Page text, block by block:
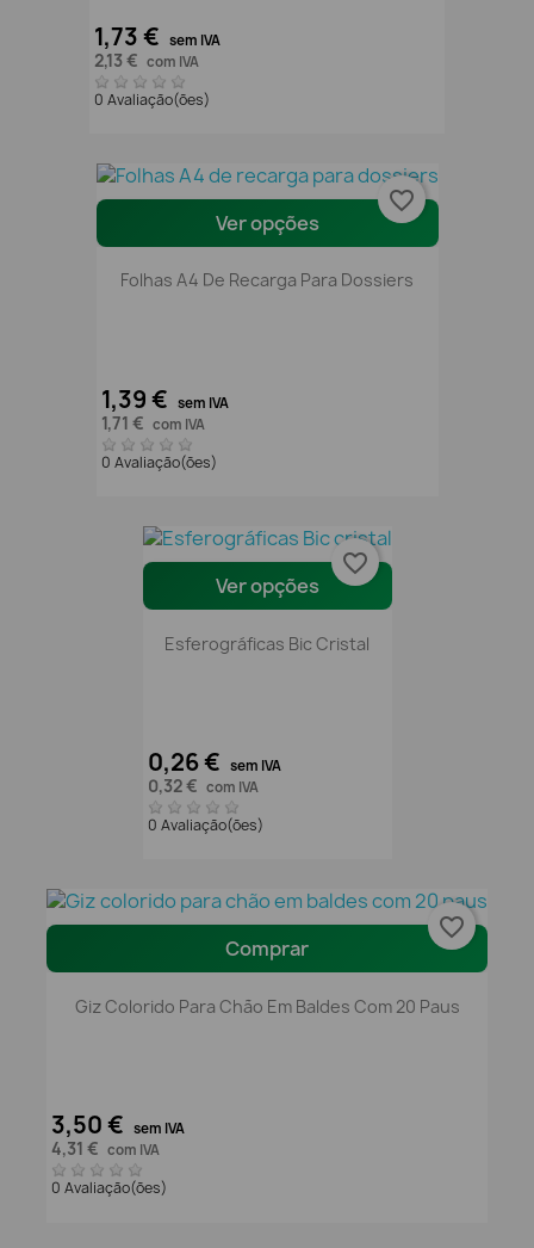
1,73 € sem IVA
2,13 € com IVA
0 Avaliação(ões)
Ver opções
Folhas A4 De Recarga Para Dossiers
1,39 € sem IVA
1,71 € com IVA
0 Avaliação(ões)
favorite_border
Ver opções
Esferográficas Bic Cristal
0,26 € sem IVA
0,32 € com IVA
0 Avaliação(ões)
favorite_border
Comprar
Giz Colorido Para Chão Em Baldes Com 20 Paus
3,50 € sem IVA
4,31 € com IVA
0 Avaliação(ões)
favorite_border